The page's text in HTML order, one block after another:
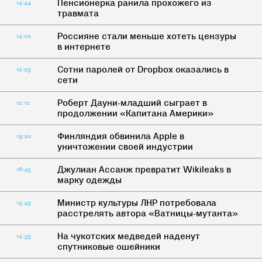
14:44
Пенсионерка ранила прохожего из
травмата
14:00
Россияне стали меньше хотеть цензуры
в интернете
12:25
Сотни паролей от Dropbox оказались в
сети
12:12
Роберт Дауни-младший сыграет в
продолжении «Капитана Америки»
19:20
Финляндия обвинила Apple в
уничтожении своей индустрии
16:45
Джулиан Ассанж превратит Wikileaks в
марку одежды
15:45
Министр культуры ЛНР потребовала
расстрелять автора «Ватницы-мутанта»
14:35
На чукотских медведей наденут
спутниковые ошейники